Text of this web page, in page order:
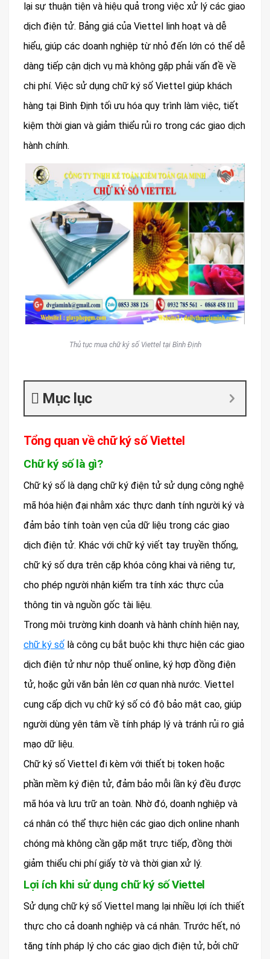
lại sự thuận tiện và hiệu quả trong việc xử lý các giao
dịch điện tử. Bảng giá của Viettel linh hoạt và dễ
hiểu, giúp các doanh nghiệp từ nhỏ đến lớn có thể dễ
dàng tiếp cận dịch vụ mà không gặp phải vấn đề về
chi phí. Việc sử dụng chữ ký số Viettel giúp khách
hàng tại Bình Định tối ưu hóa quy trình làm việc, tiết
kiệm thời gian và giảm thiểu rủi ro trong các giao dịch
hành chính.
Thủ tục mua chữ ký số Viettel tại Bình Định
Mục lục
Tổng quan về chữ ký số Viettel
Chữ ký số là gì?
Chữ ký số là dạng chữ ký điện tử sử dụng công nghệ
mã hóa hiện đại nhằm xác thực danh tính người ký và
đảm bảo tính toàn vẹn của dữ liệu trong các giao
dịch điện tử. Khác với chữ ký viết tay truyền thống,
chữ ký số dựa trên cặp khóa công khai và riêng tư,
cho phép người nhận kiểm tra tính xác thực của
thông tin và nguồn gốc tài liệu.
Trong môi trường kinh doanh và hành chính hiện nay,
chữ ký số là công cụ bắt buộc khi thực hiện các giao
dịch điện tử như nộp thuế online, ký hợp đồng điện
tử, hoặc gửi văn bản lên cơ quan nhà nước. Viettel
cung cấp dịch vụ chữ ký số có độ bảo mật cao, giúp
người dùng yên tâm về tính pháp lý và tránh rủi ro giả
mạo dữ liệu.
Chữ ký số Viettel đi kèm với thiết bị token hoặc
phần mềm ký điện tử, đảm bảo mỗi lần ký đều được
mã hóa và lưu trữ an toàn. Nhờ đó, doanh nghiệp và
cá nhân có thể thực hiện các giao dịch online nhanh
chóng mà không cần gặp mặt trực tiếp, đồng thời
giảm thiểu chi phí giấy tờ và thời gian xử lý.
Lợi ích khi sử dụng chữ ký số Viettel
Sử dụng chữ ký số Viettel mang lại nhiều lợi ích thiết
thực cho cả doanh nghiệp và cá nhân. Trước hết, nó
tăng tính pháp lý cho các giao dịch điện tử, bởi chữ